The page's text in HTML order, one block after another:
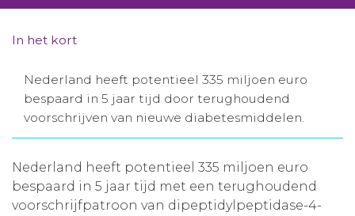
Aanmelden nieuwsbrief
Inloggen
Toegang leeromgeving
In het kort
Nederland heeft potentieel 335 miljoen euro
bespaard in 5 jaar tijd door terughoudend
voorschrijven van nieuwe diabetesmiddelen.
Nederland heeft potentieel 335 miljoen euro
bespaard in 5 jaar tijd met een terughoudend
voorschrijfpatroon van dipeptidylpeptidase-4-